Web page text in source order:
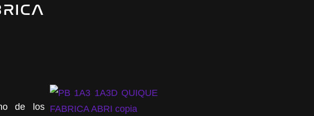
de los